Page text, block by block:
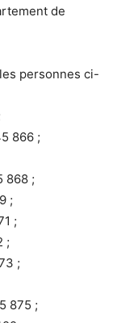
de
personnes ci-
866 ;
868 ;
;
;
;
;
875 ;